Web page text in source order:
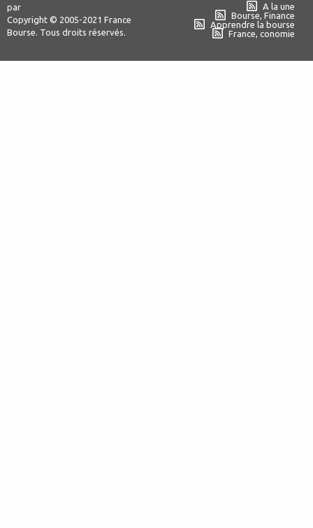
par
Copyright © 2005-2021 France
Bourse. Tous droits réservés.
A la une
Bourse, Finance
Apprendre la bourse
France, conomie